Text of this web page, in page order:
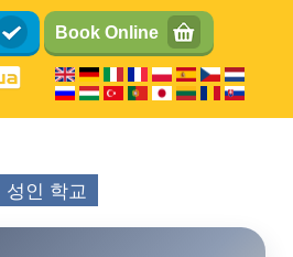
Book Online
성인 학교